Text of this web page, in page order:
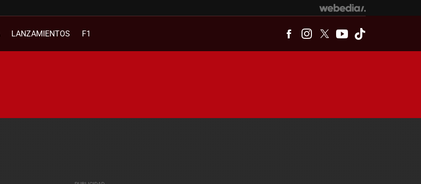
LANZAMIENTOS F1 FacebookInstagram
Twitter Youtube